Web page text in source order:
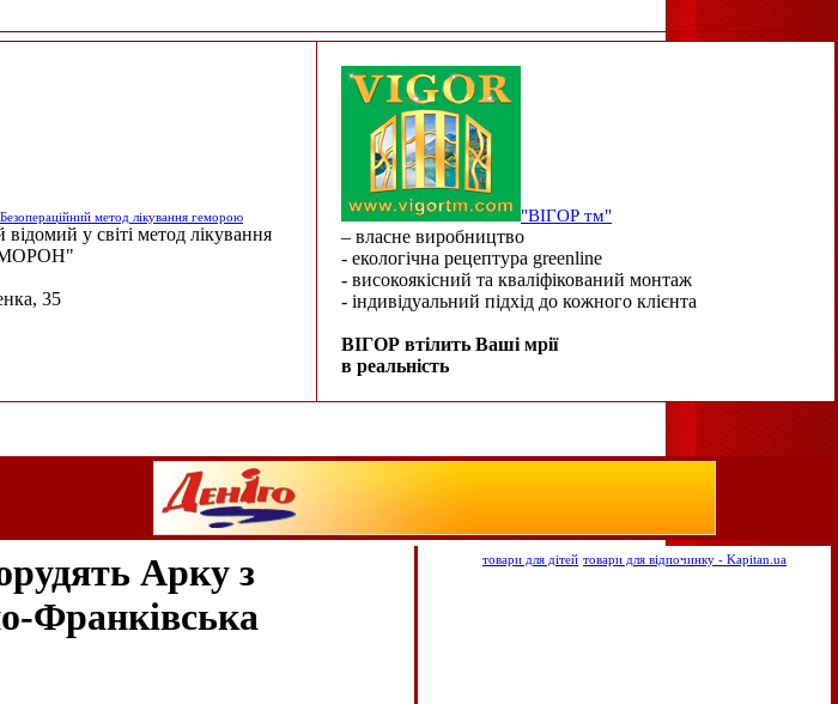
Безопераційний метод лікування геморою
у світі метод лікування
35
"ВІГОР тм"
– власне виробництво
- екологічна рецептура greenline
- високоякісний та кваліфікований монтаж
- індивідуальний підхід до кожного клієнта
ВІГОР втілить Ваші мрії
в реальність
Арку з
Франківська
товари для дітей товари для відпочинку - Kapitan.ua